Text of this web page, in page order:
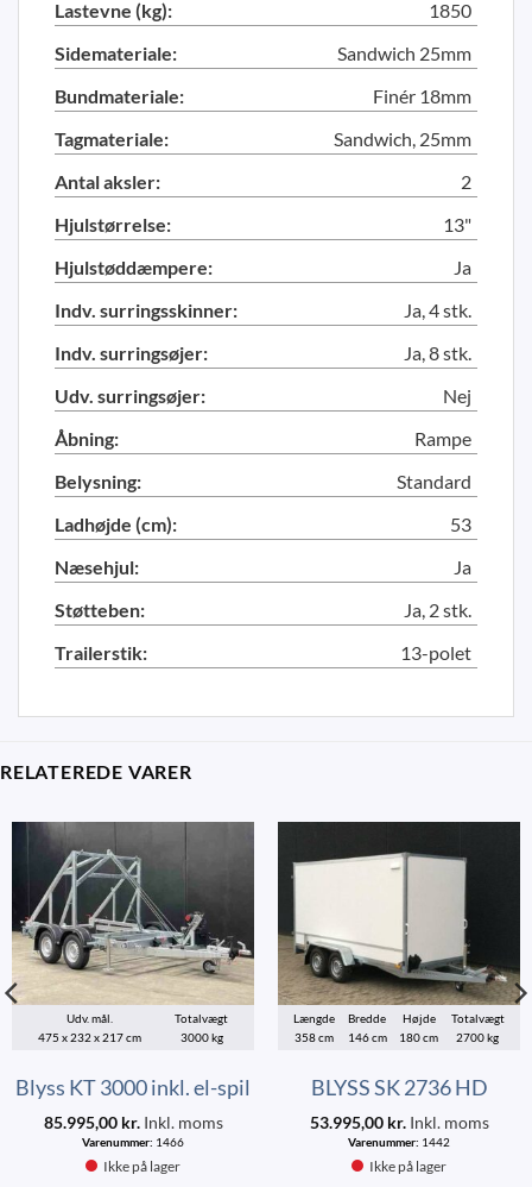
Lastevne (kg):
1850
Sidemateriale:
Sandwich 25mm
Bundmateriale:
Finér 18mm
Tagmateriale:
Sandwich, 25mm
Antal aksler:
2
Hjulstørrelse:
13"
Hjulstøddæmpere:
Ja
Indv. surringsskinner:
Ja, 4 stk.
Indv. surringsøjer:
Ja, 8 stk.
Udv. surringsøjer:
Nej
Åbning:
Rampe
Belysning:
Standard
Ladhøjde (cm):
53
Næsehjul:
Ja
Støtteben:
Ja, 2 stk.
Trailerstik:
13-polet
RELATEREDE VARER
Udv. mål.
475 x 232 x 217 cm
Totalvægt
3000 kg
Blyss KT 3000 inkl. el-spil
85.995,00 kr.Inkl. moms
Varenummer: 1466
Ikke på lager
Længde
358 cm
Bredde
146 cm
Højde
180 cm
Totalvægt
2700 kg
BLYSS SK 2736 HD
53.995,00 kr.Inkl. moms
Varenummer: 1442
Ikke på lager